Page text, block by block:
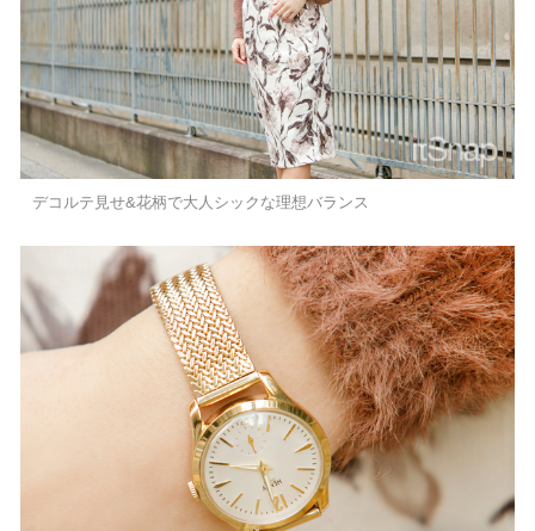
デコルテ見せ&花柄で大人シックな理想バランス